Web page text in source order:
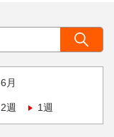
6月
2週 1週